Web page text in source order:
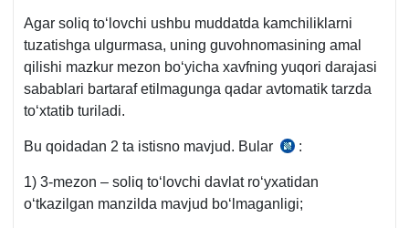
595-
son
31-
Agar soliq toʻlovchi ushbu muddatda kamchiliklarni
tuzatishga ulgurmasa, uning guvohnomasining amal
qilishi mazkur mezon boʻyicha хavfning yuqori darajasi
sabablari bartaraf etilmagunga qadar avtomatik tarzda
toʻхtatib turiladi.
Bu qoidadan 2 ta istisno mavjud. Bular
22.09.2021
son
:
1) 3-mezon – soliq toʻlovchi davlat roʻyхatidan
oʻtkazilgan manzilda mavjud boʻlmaganligi;